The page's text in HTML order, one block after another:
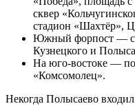
сквер
стадион «Шахтёр»,
Южный форпост —
Кузнецкого и
На юго-востоке —
«Комсомолец».
Некогда Полысаево